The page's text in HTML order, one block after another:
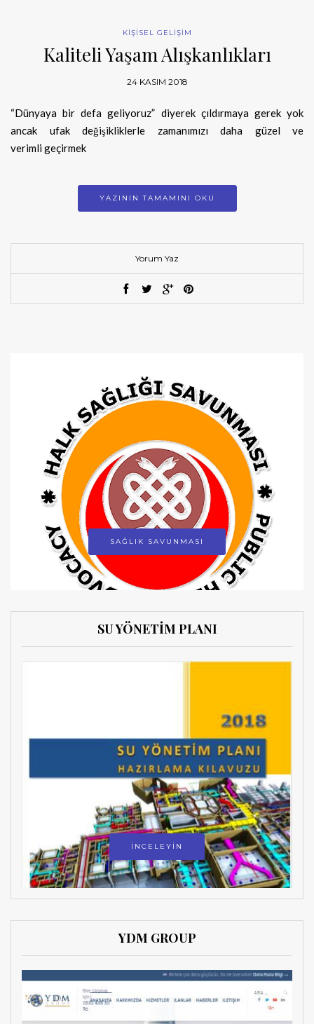
KİŞİSEL GELİŞİM
Kaliteli Yaşam Alışkanlıkları
24 KASIM 2018
“Dünyaya bir defa geliyoruz” diyerek çıldırmaya gerek yok
ancak ufak değişikliklerle zamanımızı daha güzel ve
verimli geçirmek
YAZININ TAMAMINI OKU
Yorum Yaz
SAĞLIK SAVUNMASI
SU YÖNETİM PLANI
İNCELEYİN
YDM GROUP